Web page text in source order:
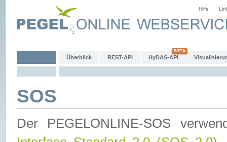
Hilfe
Überblick REST-API HyDAS-API
SOS
Der PEGELONLINE-SOS